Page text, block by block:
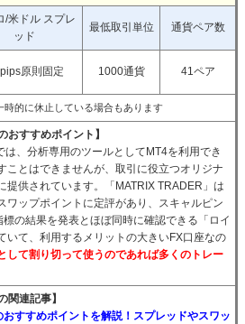
/米ドル スプレ
ッド
最低取引単位 通貨ペア数
原則固定 1000通貨 41ペア
的に休止している場合もあります
おすすめポイント】
は、分析専用のツールとしてMT4を利用でき
ことはできませんが、取引に役立つオリジナ
提供されています。「MATRIX TRADER」は
ワップポイントに定評があり、スキャルピン
の結果を発表とほぼ同時に確認できる「ロイ
いて、利用するメリットの大きいFX口座なの
して割り切って使うのであれば多くのトレー
関連記事】
すすめポイントを解説！スプレッドやスワッ